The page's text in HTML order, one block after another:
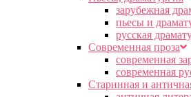
зарубежная
пьесы и
русская
Современная проза
современная
современная
Старинная и